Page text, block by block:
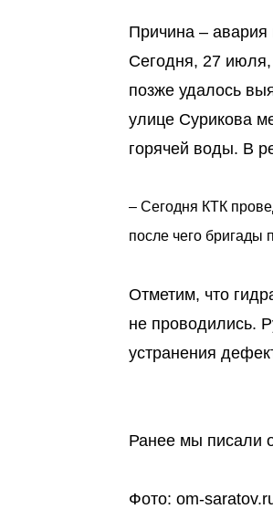
Причина – авария
Сегодня, 27
позже удалось
улице Сурикова
горячей воды. В
– Сегодня КТК
после чего бригады
Отметим, что
не проводились.
устранения
Ранее мы писали
Фото: om-